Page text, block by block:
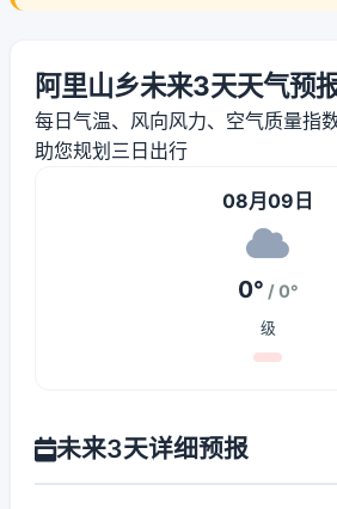
阿里山乡未来3天天气预
每日气温、风向风力、空气质量指
助您规划三日出行
08月09日
0° / 0°
级
未来3天详细预报